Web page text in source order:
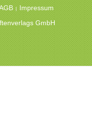
| Impressum
GmbH